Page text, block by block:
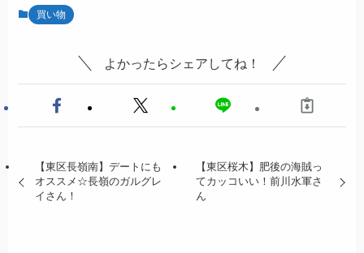
買い物
よかったらシェアしてね！
【東区長嶺南】デートにも
オススメ☆長嶺のガルグレ
イさん！
【東区桜木】肥後の海賊っ
てカッコいい！前川水軍さ
ん